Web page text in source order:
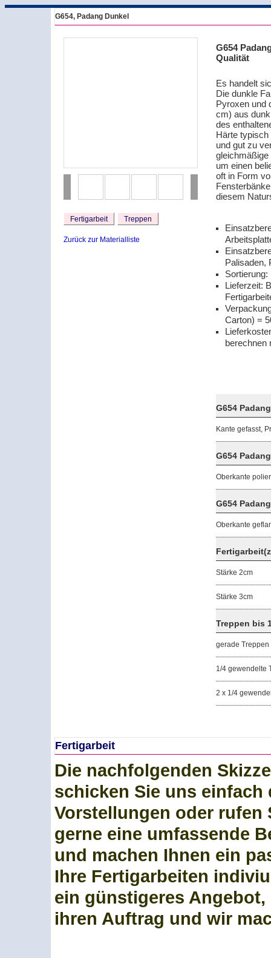
G654, Padang Dunkel
Fertigarbeit Treppen
Zurück zur Materialliste
G654
Qualität
Es handelt
Die dunkle
Pyroxen und
cm) aus
des
Härte
und gut zu
um einen
oft in Form
diesem
Palisaden,
Sortierung:
Lieferzeit:
Carton) =
berechnen
G654
Kante gefasst,
G654
Oberkante
G654
Oberkante
Stärke 2cm
Stärke 3cm
Treppen bis
gerade Treppen
1/4 gewendelte
2 x 1/4
Fertigarbeit
Die nachfolgenden
schicken Sie uns
Vorstellungen oder rufen
gerne eine umfassende
und machen Ihnen ein
Ihre Fertigarbeiten
ein günstigeres
ihren Auftrag und wir